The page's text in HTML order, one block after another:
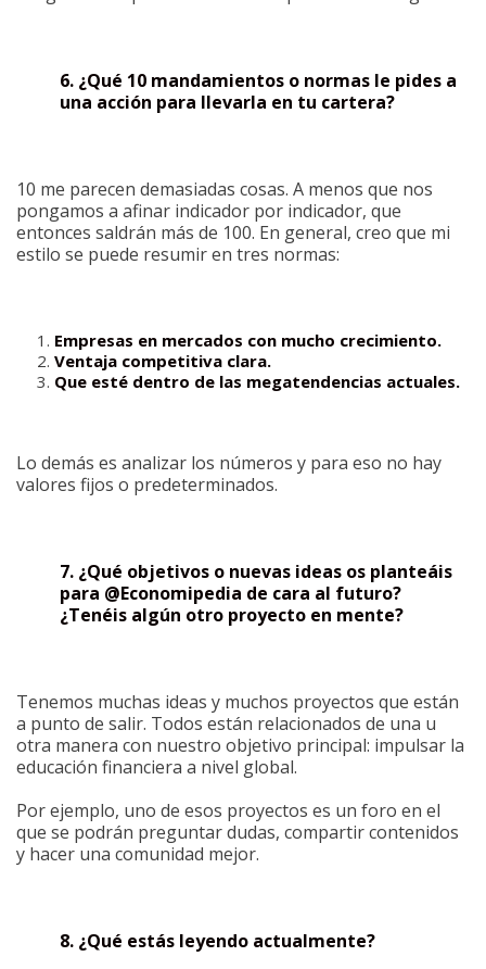
6. ¿Qué 10 mandamientos o normas le pides a
una acción para llevarla en tu cartera?
10 me parecen demasiadas cosas. A menos que nos
pongamos a afinar indicador por indicador, que
entonces saldrán más de 100. En general, creo que mi
estilo se puede resumir en tres normas:
Empresas en mercados con mucho crecimiento.
Ventaja competitiva clara.
Que esté dentro de las megatendencias actuales.
Lo demás es analizar los números y para eso no hay
valores fijos o predeterminados.
7. ¿Qué objetivos o nuevas ideas os planteáis
para @Economipedia de cara al futuro?
¿Tenéis algún otro proyecto en mente?
Tenemos muchas ideas y muchos proyectos que están
a punto de salir. Todos están relacionados de una u
otra manera con nuestro objetivo principal: impulsar la
educación financiera a nivel global.
Por ejemplo, uno de esos proyectos es un foro en el
que se podrán preguntar dudas, compartir contenidos
y hacer una comunidad mejor.
8. ¿Qué estás leyendo actualmente?